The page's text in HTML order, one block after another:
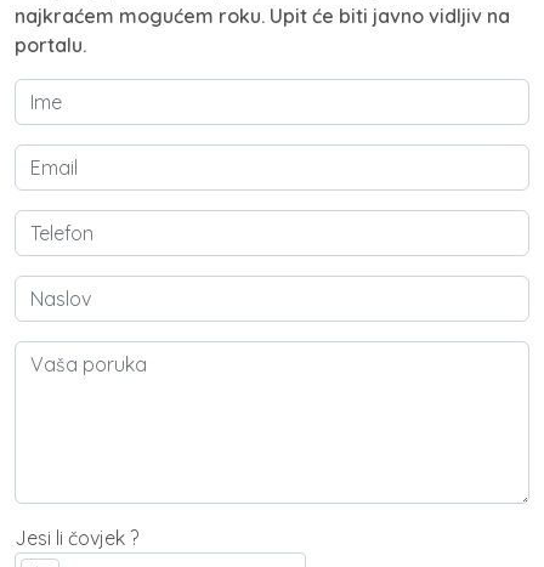
najkraćem mogućem roku. Upit će biti javno vidljiv na
portalu.
Jesi li čovjek ?